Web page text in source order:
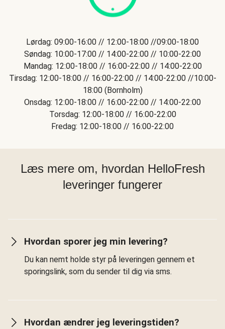
Lørdag: 09:00-16:00 // 12:00-18:00 //09:00-18:00
Søndag: 10:00-17:00 // 14:00-22:00 // 10:00-22:00
Mandag: 12:00-18:00 // 16:00-22:00 // 14:00-22:00
Tirsdag: 12:00-18:00 // 16:00-22:00 // 14:00-22:00 //10:00-
18:00 (Bornholm)
Onsdag: 12:00-18:00 // 16:00-22:00 // 14:00-22:00
Torsdag: 12:00-18:00 // 16:00-22:00
Fredag: 12:00-18:00 // 16:00-22:00
Læs mere om, hvordan HelloFresh
leveringer fungerer
Hvordan sporer jeg min levering?
Du kan nemt holde styr på leveringen gennem et
sporingslink, som du sender til dig via sms.
Hvordan ændrer jeg leveringstiden?